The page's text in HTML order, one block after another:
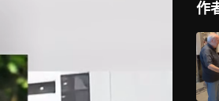
作